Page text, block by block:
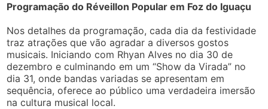
Programação do Réveillon Popular em Foz do Iguaçu
Nos detalhes da programação, cada dia da festividade
traz atrações que vão agradar a diversos gostos
musicais. Iniciando com Rhyan Alves no dia 30 de
dezembro e culminando em um “Show da Virada” no
dia 31, onde bandas variadas se apresentam em
sequência, oferece ao público uma verdadeira imersão
na cultura musical local.